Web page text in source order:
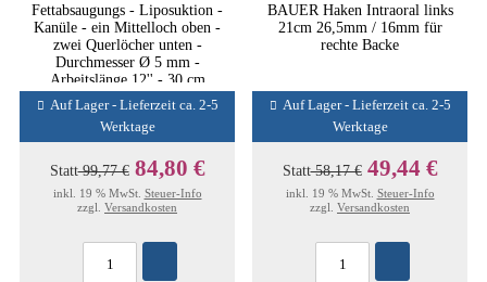
Fettabsaugungs - Liposuktion -
Kanüle - ein Mittelloch oben -
zwei Querlöcher unten -
Durchmesser Ø 5 mm -
Arbeitslänge 12'' - 30 cm
Auf Lager - Lieferzeit ca. 2-5
Werktage
Statt99,77 € 84,80 €
inkl. 19 % MwSt. Steuer-Info
zzgl. Versandkosten
BAUER Haken Intraoral links
21cm 26,5mm / 16mm für
rechte Backe
Auf Lager - Lieferzeit ca. 2-5
Werktage
Statt58,17 € 49,44 €
inkl. 19 % MwSt. Steuer-Info
zzgl. Versandkosten